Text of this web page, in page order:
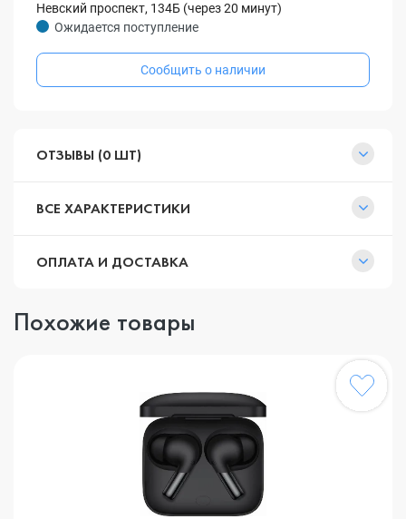
Невский проспект, 134Б (через 20 минут)
Ожидается поступление
Сообщить о наличии
ОТЗЫВЫ (0 ШТ)
ВСЕ ХАРАКТЕРИСТИКИ
ОПЛАТА И ДОСТАВКА
Похожие товары